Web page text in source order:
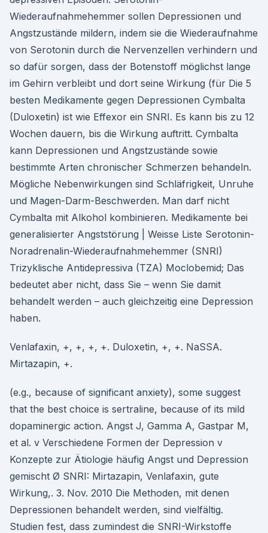
Wiederaufnahmehemmer sollen Depressionen und
Angstzustände mildern, indem sie die Wiederaufnahme
von Serotonin durch die Nervenzellen verhindern und
so dafür sorgen, dass der Botenstoff möglichst lange
im Gehirn verbleibt und dort seine Wirkung (für Die 5
besten Medikamente gegen Depressionen Cymbalta
(Duloxetin) ist wie Effexor ein SNRI. Es kann bis zu 12
Wochen dauern, bis die Wirkung auftritt. Cymbalta
kann Depressionen und Angstzustände sowie
bestimmte Arten chronischer Schmerzen behandeln.
Mögliche Nebenwirkungen sind Schläfrigkeit, Unruhe
und Magen-Darm-Beschwerden. Man darf nicht
Cymbalta mit Alkohol kombinieren. Medikamente bei
generalisierter Angststörung | Weisse Liste Serotonin-
Noradrenalin-Wiederaufnahmehemmer (SNRI)
Trizyklische Antidepressiva (TZA) Moclobemid; Das
bedeutet aber nicht, dass Sie – wenn Sie damit
behandelt werden – auch gleichzeitig eine Depression
haben.
Venlafaxin, +, +, +, +. Duloxetin, +, +. NaSSA.
Mirtazapin, +.
(e.g., because of significant anxiety), some suggest
that the best choice is sertraline, because of its mild
dopaminergic action. Angst J, Gamma A, Gastpar M,
et al. v Verschiedene Formen der Depression v
Konzepte zur Ätiologie häufig Angst und Depression
gemischt Ø SNRI: Mirtazapin, Venlafaxin, gute
Wirkung,. 3. Nov. 2010 Die Methoden, mit denen
Depressionen behandelt werden, sind vielfältig.
Studien fest, dass zumindest die SNRI-Wirkstoffe